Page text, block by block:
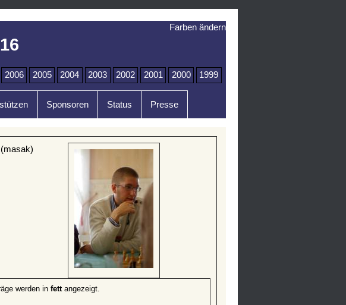
2006 2005 2004 2003 2002 2001 2000 1999
Sponsoren Status Presse
Farben ändern
werden in fettangezeigt.